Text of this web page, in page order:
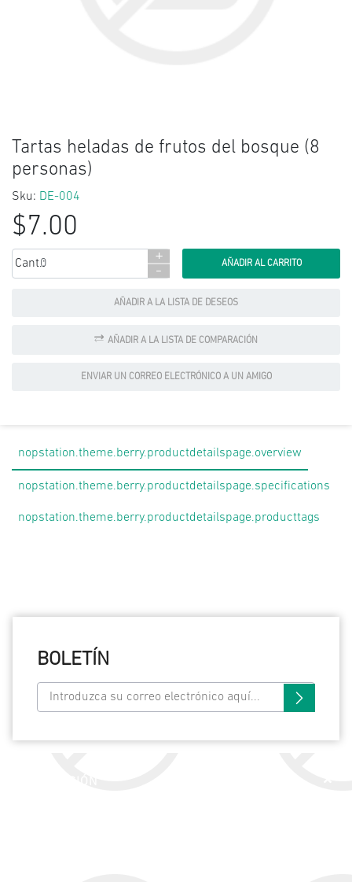
Tartas heladas de frutos del bosque (8
personas)
Sku: DE-004
$7.00
Cant.:
+
-
AÑADIR A LA LISTA DE DESEOS
AÑADIR A LA LISTA DE COMPARACIÓN
ENVIAR UN CORREO ELECTRÓNICO A UN AMIGO
nopstation.theme.berry.productdetailspage.overview
nopstation.theme.berry.productdetailspage.specifications
nopstation.theme.berry.productdetailspage.producttags
BOLETÍN